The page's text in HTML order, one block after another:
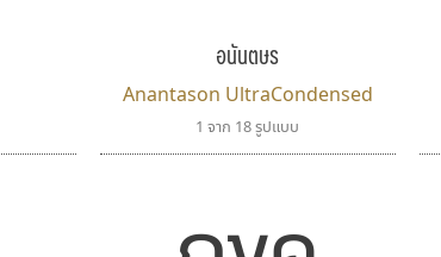
อนันตษร
Anantason UltraCondensed
1 จาก 18 รูปแบบ